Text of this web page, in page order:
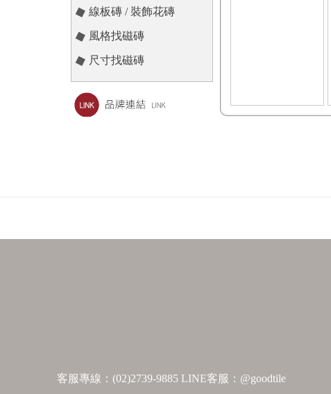
線板磚 / 裝飾花磚
風格找磁磚
尺寸找磁磚
客服專線：(02)2739-9885 LINE客服：@goodtile